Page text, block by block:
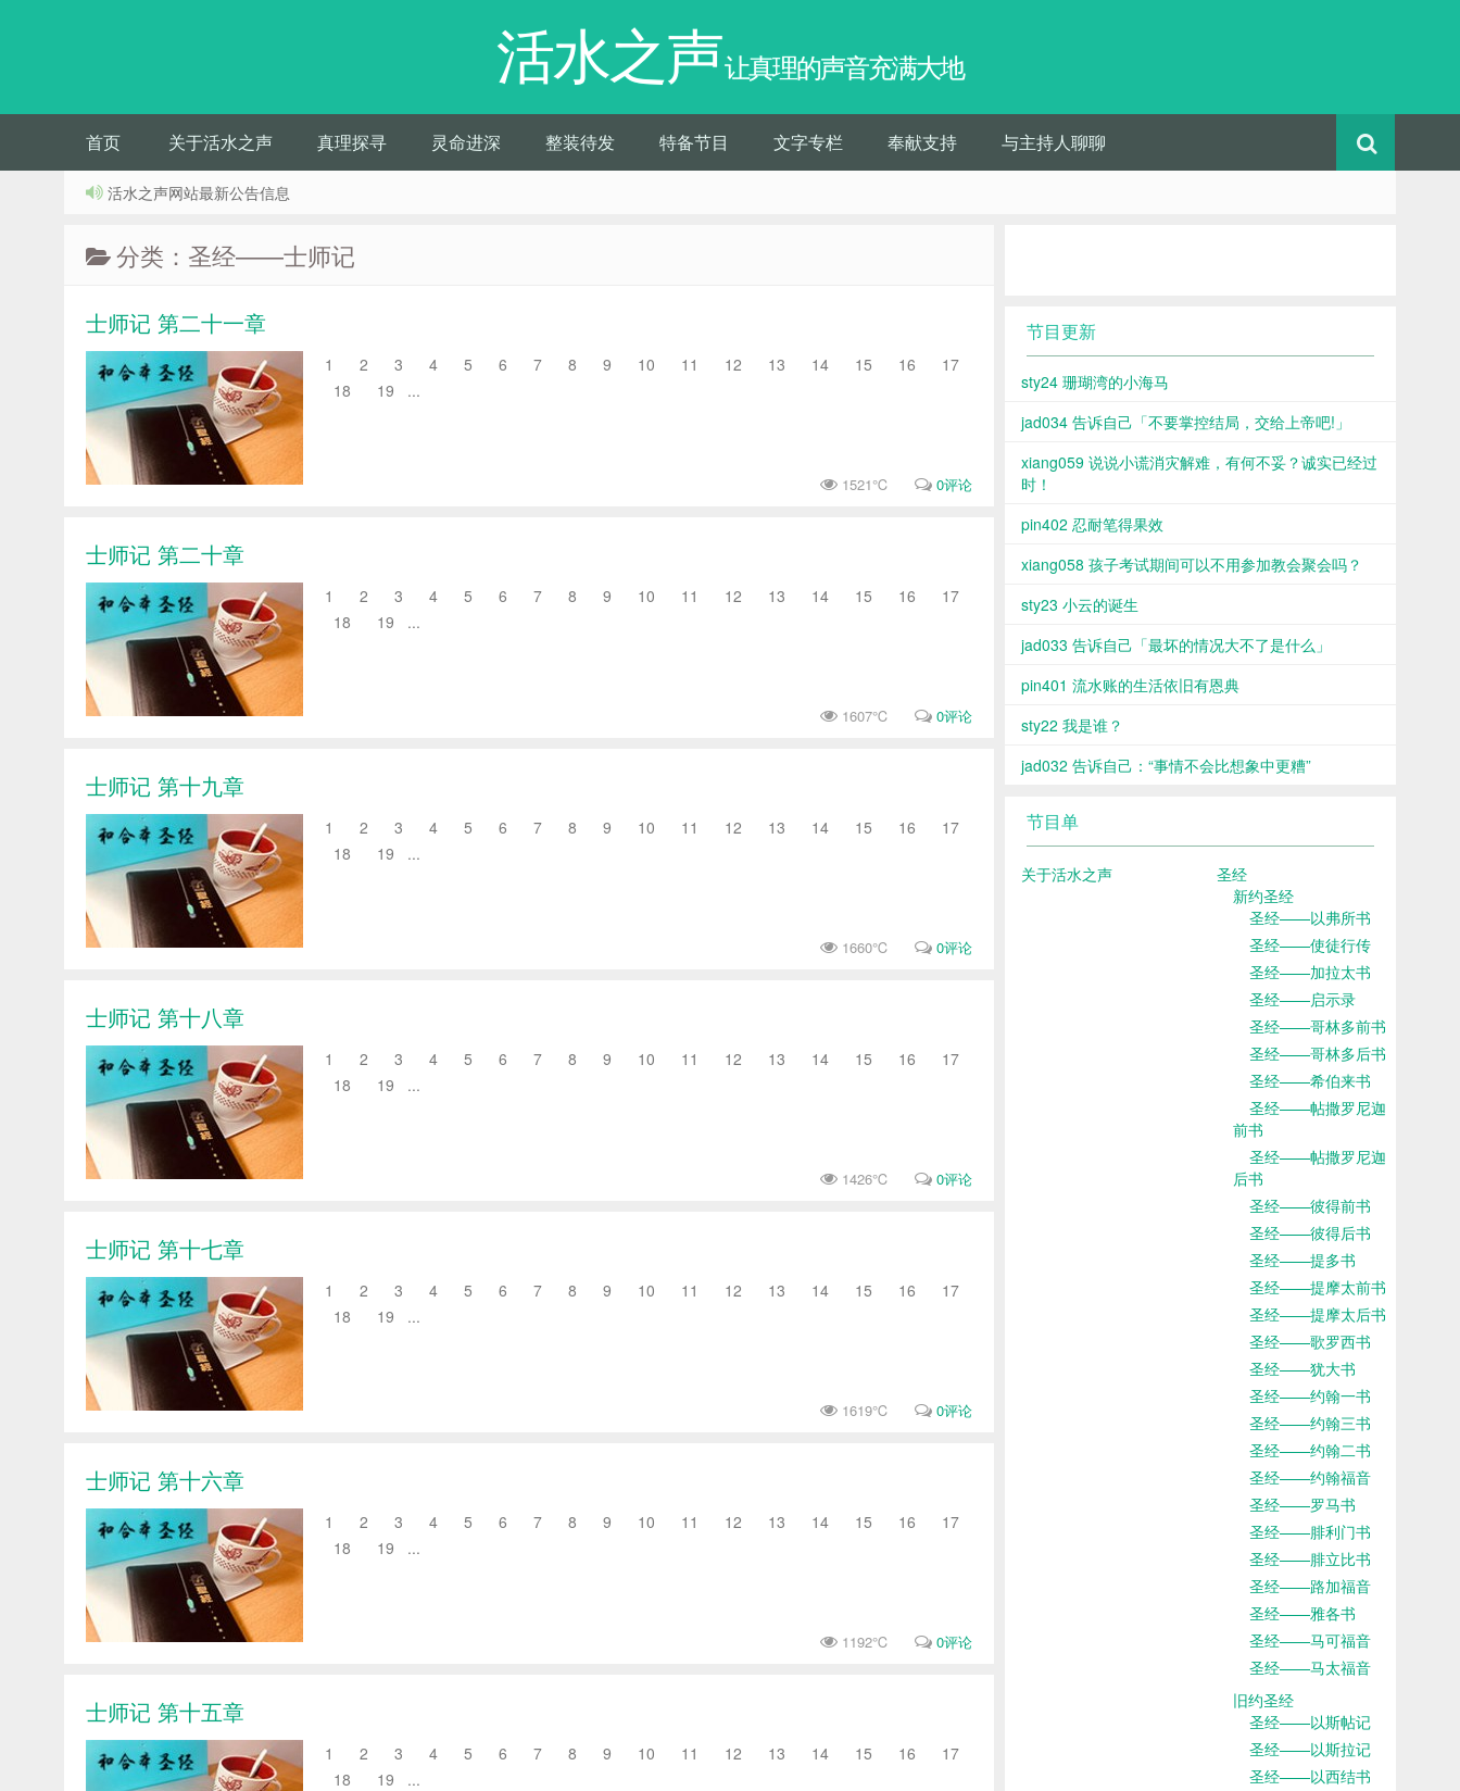
活水之声让真理的声音充满大地
首页 关于活水之声 真理探寻 灵命进深 整装待发 特备节目 文字专栏 奉献支持 与主持人聊聊
活水之声网站最新公告信息
分类：圣经——士师记
士师记 第二十一章
1 2 3 4 5 6 7 8 9 10 11 12 13 14 15 16 17
18 19 ...
1521℃ 0评论
士师记 第二十章
1 2 3 4 5 6 7 8 9 10 11 12 13 14 15 16 17
18 19 ...
1607℃ 0评论
士师记 第十九章
1 2 3 4 5 6 7 8 9 10 11 12 13 14 15 16 17
18 19 ...
1660℃ 0评论
士师记 第十八章
1 2 3 4 5 6 7 8 9 10 11 12 13 14 15 16 17
18 19 ...
1426℃ 0评论
士师记 第十七章
1 2 3 4 5 6 7 8 9 10 11 12 13 14 15 16 17
18 19 ...
1619℃ 0评论
士师记 第十六章
1 2 3 4 5 6 7 8 9 10 11 12 13 14 15 16 17
18 19 ...
1192℃ 0评论
士师记 第十五章
1 2 3 4 5 6 7 8 9 10 11 12 13 14 15 16 17
18 19 ...
节目更新
sty24 珊瑚湾的小海马
jad034 告诉自己「不要掌控结局，交给上帝吧!」
xiang059 说说小谎消灾解难，有何不妥？诚实已经过
时！
pin402 忍耐笔得果效
xiang058 孩子考试期间可以不用参加教会聚会吗？
sty23 小云的诞生
jad033 告诉自己「最坏的情况大不了是什么」
pin401 流水账的生活依旧有恩典
sty22 我是谁？
jad032 告诉自己：“事情不会比想象中更糟”
节目单
关于活水之声
圣经
新约圣经
圣经——以弗所书
圣经——使徒行传
圣经——加拉太书
圣经——启示录
圣经——哥林多前书
圣经——哥林多后书
圣经——希伯来书
圣经——帖撒罗尼迦
前书
圣经——帖撒罗尼迦
后书
圣经——彼得前书
圣经——彼得后书
圣经——提多书
圣经——提摩太前书
圣经——提摩太后书
圣经——歌罗西书
圣经——犹大书
圣经——约翰一书
圣经——约翰三书
圣经——约翰二书
圣经——约翰福音
圣经——罗马书
圣经——腓利门书
圣经——腓立比书
圣经——路加福音
圣经——雅各书
圣经——马可福音
圣经——马太福音
旧约圣经
圣经——以斯帖记
圣经——以斯拉记
圣经——以西结书